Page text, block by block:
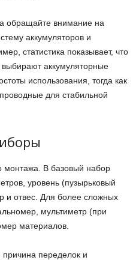
обращайте внимание на
аккумуляторов и
статистика показывает, что
аккумуляторные
использования, тогда как
для стабильной
монтажа. В базовый набор
уровень (пузырьковый
и отвес. Для более сложных
мультиметр (при
материалов.
переделок и